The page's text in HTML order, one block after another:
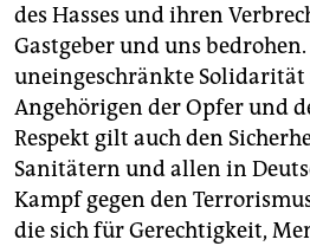
des Hasses und ihren
Gastgeber und uns
uneingeschränkte
Angehörigen der Opfer und
Respekt gilt auch den
Sanitätern und allen in
Kampf gegen den
die sich für Gerechtigkeit,